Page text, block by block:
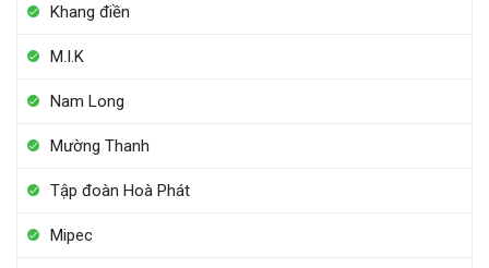
Khang điền
M.I.K
Nam Long
Mường Thanh
Tập đoàn Hoà Phát
Mipec